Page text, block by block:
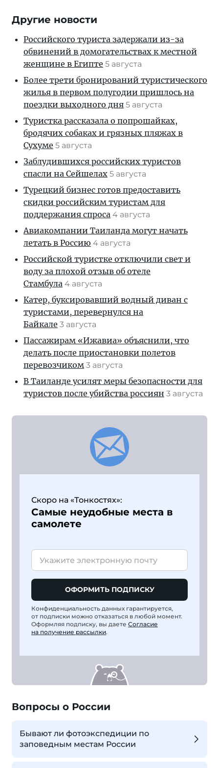
Другие новости
Российского туриста задержали из-за
обвинений в домогательствах к местной
женщине в Египте 5 августа
Более трети бронирований туристического
жилья в первом полугодии пришлось на
поездки выходного дня 5 августа
Туристка рассказала о попрошайках,
бродячих собаках и грязных пляжах в
Сухуме 5 августа
Заблудившихся российских туристов
спасли на Сейшелах 5 августа
Турецкий бизнес готов предоставить
скидки российским туристам для
поддержания спроса 4 августа
Авиакомпании Таиланда могут начать
летать в Россию 4 августа
Российской туристке отключили свет и
воду за плохой отзыв об отеле
Стамбула 4 августа
Катер, буксировавший водный диван с
туристами, перевернулся на
Байкале 3 августа
Пассажирам «Ижавиа» объяснили, что
делать после приостановки полетов
перевозчиком 3 августа
В Таиланде усилят меры безопасности для
туристов после убийства россиян 3 августа
Скоро на «Тонкостях»:
Самые неудобные места в
самолете
ОФОРМИТЬ ПОДПИСКУ
Конфиденциальность данных гарантируется,
от подписки можно отказаться в любой момент.
Оформляя подписку, вы даете Согласие
на получение рассылки.
Вопросы о России
Бывают ли фотоэкспедиции по
заповедным местам России